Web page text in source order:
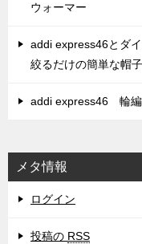
ウォーマー
addi express46とダ
絞るだけの簡単な帽子
addi express46 輪編
メタ情報
ログイン
投稿の RSS